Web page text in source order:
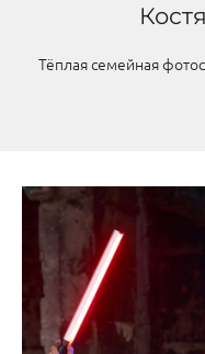
Тёплая семейная